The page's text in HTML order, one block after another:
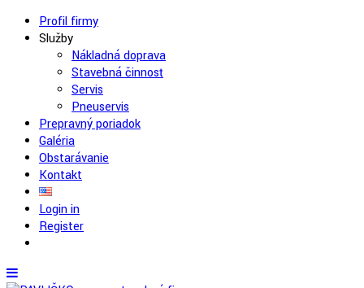
Profil firmy
Služby
Nákladná doprava
Stavebná činnosť
Servis
Pneuservis
Prepravný poriadok
Galéria
Obstarávanie
Kontakt
Login in
Register